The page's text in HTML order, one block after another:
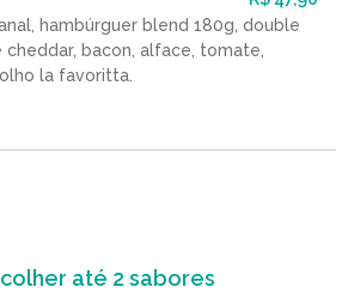
hambúrguer blend 180g, double
cheddar, bacon, alface, tomate,
la favoritta.
até 2 sabores